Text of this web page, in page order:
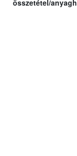
összetétel/